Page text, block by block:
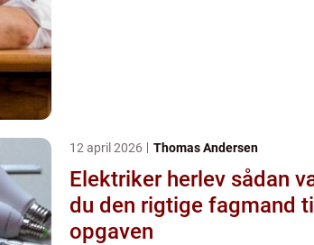
12 april 2026 Thomas Andersen
Elektriker herlev sådan vælger
du den rigtige fagmand til
opgaven